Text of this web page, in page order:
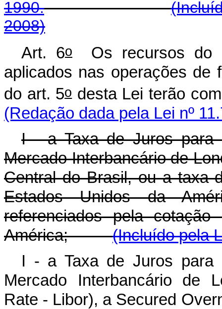
1990.
2008)
Art. 6o
Os recursos do
aplicados nas operações
do art. 5odesta Lei
(Redação dada pela Lei nº
I - a Taxa de Juros para
Mercado Interbancário de
Central do Brasil, ou a taxa
Estados Unidos da
referenciados pela
América;(Incluído pela
I - a Taxa de Juros para
Mercado Interbancário de
Rate - Libor), a Secured